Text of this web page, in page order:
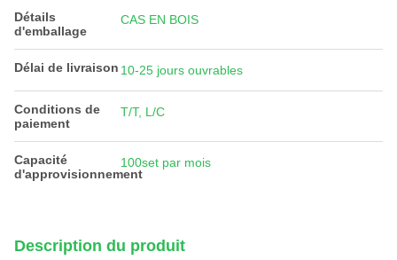
Détails
d'emballage
CAS EN BOIS
Délai de livraison 10-25 jours ouvrables
Conditions de
paiement
T/T, L/C
Capacité
d'approvisionnement
100set par mois
Description du produit